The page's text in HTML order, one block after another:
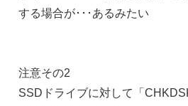
する場合が･･･あるみたい
注意その2
SSDドライブに対して「